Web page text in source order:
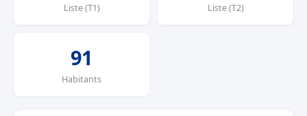
Liste (T1) Liste (T2)
91
Habitants